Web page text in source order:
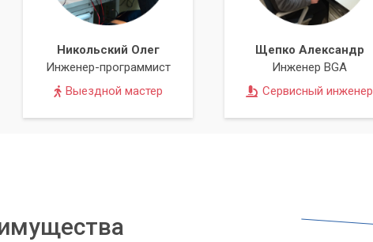
Никольский Олег
Инженер-программист
Выездной мастер
Щепко Александр
Инженер BGA
Сервисный инженер